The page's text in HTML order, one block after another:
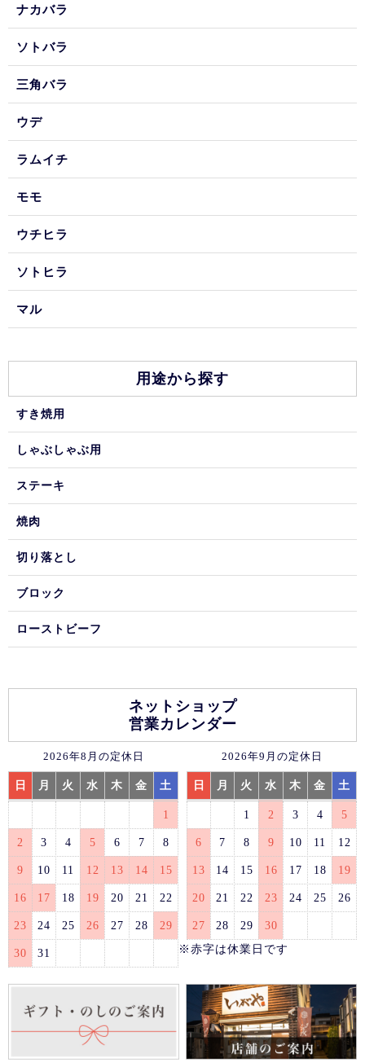
ナカバラ
ソトバラ
三角バラ
ウデ
ラムイチ
モモ
ウチヒラ
ソトヒラ
マル
用途から探す
すき焼用
しゃぶしゃぶ用
ステーキ
焼肉
切り落とし
ブロック
ローストビーフ
ネットショップ
営業カレンダー
2026年8月の定休日
日 月 火 水 木 金 土
1
2 3 4 5 6 7 8
9 10 11 12 13 14 15
16 17 18 19 20 21 22
23 24 25 26 27 28 29
30 31
2026年9月の定休日
日 月 火 水 木 金 土
1 2 3 4 5
6 7 8 9 10 11 12
13 14 15 16 17 18 19
20 21 22 23 24 25 26
27 28 29
30
※赤字は休業日です